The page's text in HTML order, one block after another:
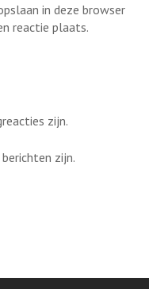
in deze browser
reactie plaats.
zijn.
zijn.